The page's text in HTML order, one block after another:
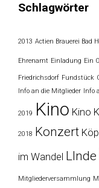
Schlagwörter
2013 Actien Brauerei Bad
Ehrenamt Einladung Ein
Friedrichsdorf Fundstück
Info an die Mitglieder Info
2019 Kino Kino
2018 Konzert
im Wandel LInde
Mitgliederversammlung